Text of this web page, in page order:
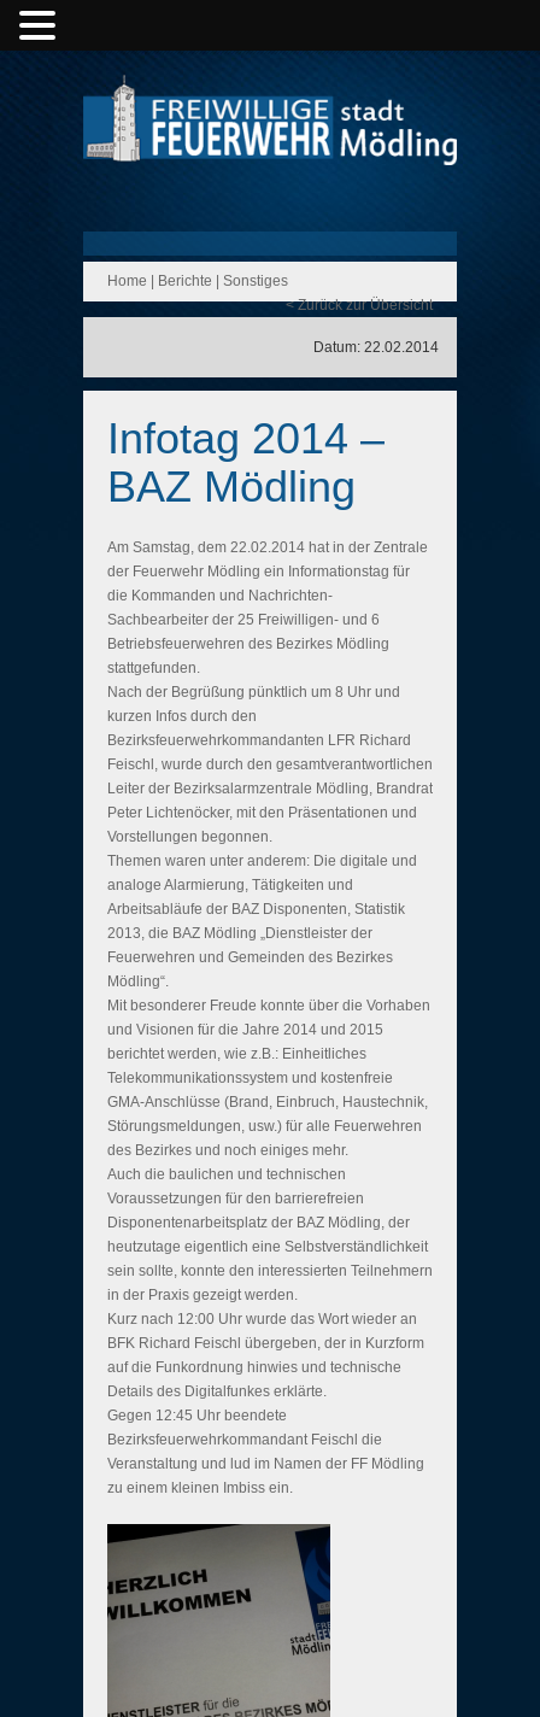
Home Berichte
Sonstiges
< Zurück zur Übersicht
Datum: 22.02.2014
Infotag 2014 –
BAZ Mödling
Am Samstag, dem 22.02.2014 hat in der Zentrale
der Feuerwehr Mödling ein Informationstag für
die Kommanden und Nachrichten-
Sachbearbeiter der 25 Freiwilligen- und 6
Betriebsfeuerwehren des Bezirkes Mödling
stattgefunden.
Nach der Begrüßung pünktlich um 8 Uhr und
kurzen Infos durch den
Bezirksfeuerwehrkommandanten LFR Richard
Feischl, wurde durch den gesamtverantwortlichen
Leiter der Bezirksalarmzentrale Mödling, Brandrat
Peter Lichtenöcker, mit den Präsentationen und
Vorstellungen begonnen.
Themen waren unter anderem: Die digitale und
analoge Alarmierung, Tätigkeiten und
Arbeitsabläufe der BAZ Disponenten, Statistik
2013, die BAZ Mödling „Dienstleister der
Feuerwehren und Gemeinden des Bezirkes
Mödling“.
Mit besonderer Freude konnte über die Vorhaben
und Visionen für die Jahre 2014 und 2015
berichtet werden, wie z.B.: Einheitliches
Telekommunikationssystem und kostenfreie
GMA-Anschlüsse (Brand, Einbruch, Haustechnik,
Störungsmeldungen, usw.) für alle Feuerwehren
des Bezirkes und noch einiges mehr.
Auch die baulichen und technischen
Voraussetzungen für den barrierefreien
Disponentenarbeitsplatz der BAZ Mödling, der
heutzutage eigentlich eine Selbstverständlichkeit
sein sollte, konnte den interessierten Teilnehmern
in der Praxis gezeigt werden.
Kurz nach 12:00 Uhr wurde das Wort wieder an
BFK Richard Feischl übergeben, der in Kurzform
auf die Funkordnung hinwies und technische
Details des Digitalfunkes erklärte.
Gegen 12:45 Uhr beendete
Bezirksfeuerwehrkommandant Feischl die
Veranstaltung und lud im Namen der FF Mödling
zu einem kleinen Imbiss ein.